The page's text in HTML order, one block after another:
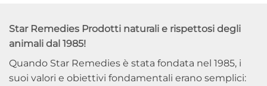
Star Remedies Prodotti naturali e rispettosi degli
animali dal 1985!
Quando Star Remedies è stata fondata nel 1985, i
suoi valori e obiettivi fondamentali erano semplici: